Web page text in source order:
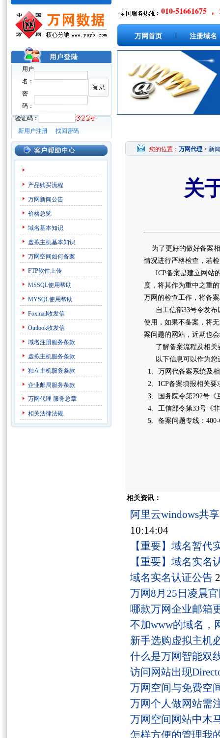
用户
名：
密
码：
验证码：
新用户注册
找回密码
010-51661675 ，
万网首页 注册域名
产品购买流程
万网新闻公告
价格总览
域名基本知识
虚拟主机基本知识
万网空间如何备案
FTP软件上传
MSSQL使用帮助
MYSQL使用帮助
Foxmail收发信
Outlook收发信
域名注册服务条款
虚拟主机服务条款
独立主机服务条款
企业邮局服务条款
万网代理 服务总章
相关法律法规
您的位置： 万网代理 > 新
关
为了更好的做好备案相
情况进行严格检查，若
ICP备案是建立网站的
度，将其作为重中之重
万网的检查工作，将备
自工信部33号令发布
使用，如果不备案，将
案问题的网站，近期也
了解备案流程及相关
以下信息可以作为您
1、万网代备案系统及
2、ICP备案填报相关要
3、国务院令第292号《
4、工信部令第33号《
5、备案问题专线：400-
相关资讯：
阿里云windows共
10:14:04
【重要】域名暂代
【重要】域名实名
域名实名认证公告
万网8月25日凌晨
哪款万网企业邮箱
不加www的域名，
新手选购虚拟主机
什么是万网智能双
访问网站出现
万网空间与免费空
万网个人做网站需
万网空间网站中木
怎样方便的管理我